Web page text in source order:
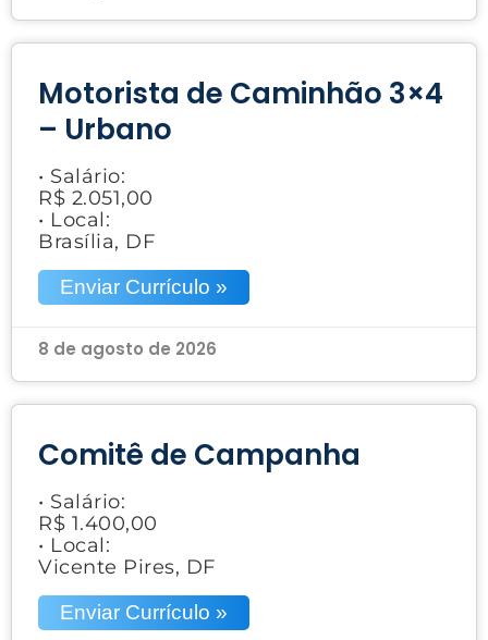
Motorista de Caminhão 3×4
– Urbano
• Salário:
R$ 2.051,00
• Local:
Brasília, DF
Enviar Currículo »
8 de agosto de 2026
Comitê de Campanha
• Salário:
R$ 1.400,00
• Local:
Vicente Pires, DF
Enviar Currículo »